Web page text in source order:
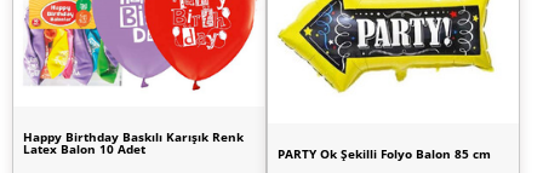
Happy Birthday Baskılı Karışık Renk
Latex Balon 10 Adet
PARTY Ok Şekilli Folyo Balon 85 cm